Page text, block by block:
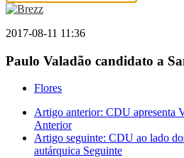
2017-08-11 11:36
Paulo Valadão candidato a
Flores
Artigo anterior: CDU apresenta
Anterior
Artigo seguinte: CDU ao lado
autárquica Seguinte